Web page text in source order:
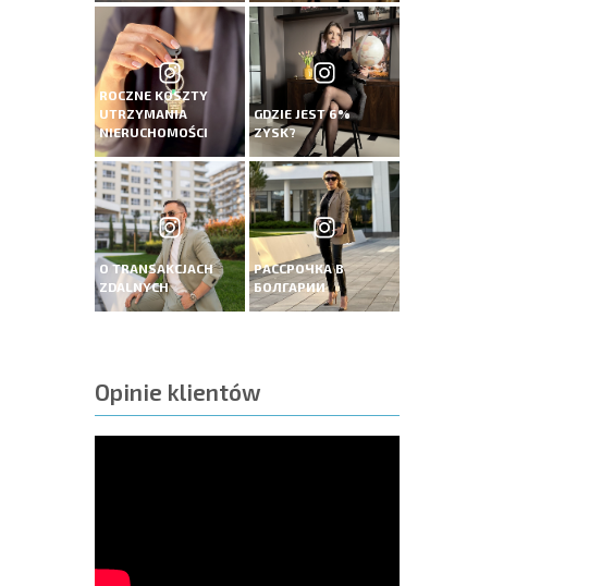
ROCZNE KOSZTY
UTRZYMANIA
NIERUCHOMOŚCI
GDZIE JEST 6%
ZYSK?
O TRANSAKCJACH
ZDALNYCH
РАССРОЧКА В
БОЛГАРИИ
Opinie klientów